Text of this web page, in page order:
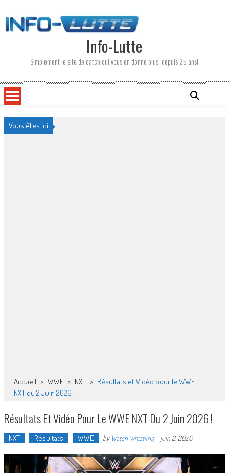
to
content
Info-Lutte
Simplement le site de catch qui vous en donne plus, depuis 25 ans!
Vous êtes ici
Accueil > WWE > NXT > Résultats et Vidéo pour le WWE
NXT du 2 Juin 2026 !
Résultats Et Vidéo Pour Le WWE NXT Du 2 Juin 2026 !
NXT Résultats WWE by Watch Wrestling- juin 2, 2026